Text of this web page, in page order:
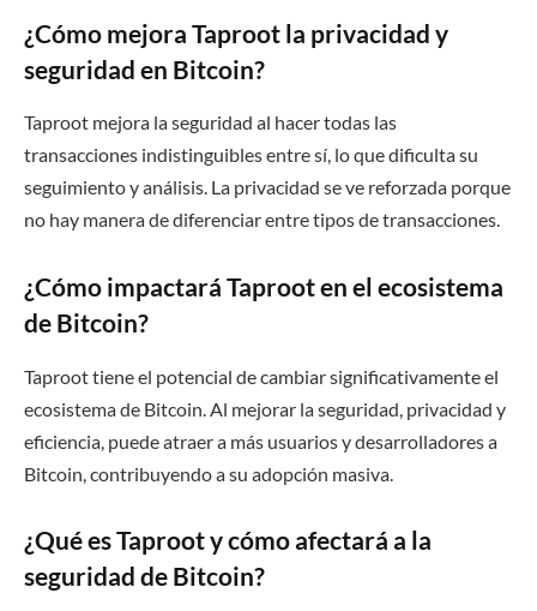
¿Cómo mejora Taproot la privacidad y
seguridad en Bitcoin?
Taproot mejora la seguridad al hacer todas las
transacciones indistinguibles entre sí, lo que dificulta su
seguimiento y análisis. La privacidad se ve reforzada porque
no hay manera de diferenciar entre tipos de transacciones.
¿Cómo impactará Taproot en el ecosistema
de Bitcoin?
Taproot tiene el potencial de cambiar significativamente el
ecosistema de Bitcoin. Al mejorar la seguridad, privacidad y
eficiencia, puede atraer a más usuarios y desarrolladores a
Bitcoin, contribuyendo a su adopción masiva.
¿Qué es Taproot y cómo afectará a la
seguridad de Bitcoin?